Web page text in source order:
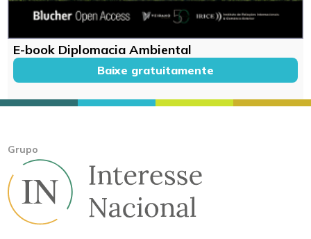
E-book Diplomacia Ambiental
Baixe gratuitamente
Grupo